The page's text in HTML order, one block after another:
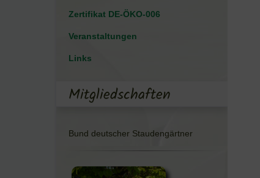
Zertifikat DE-ÖKO-006
Veranstaltungen
Links
Mitgliedschaften
Bund deutscher Staudengärtner